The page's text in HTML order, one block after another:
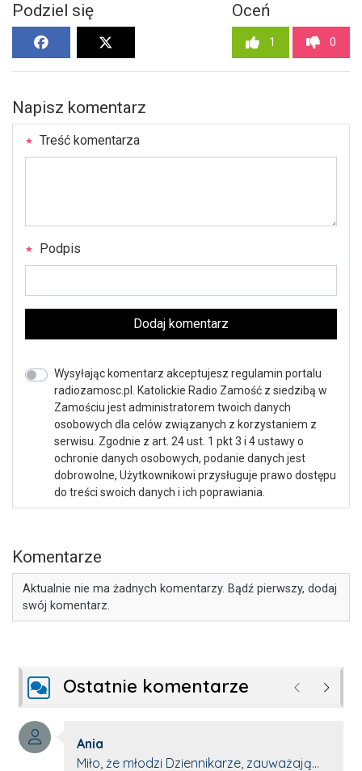
Podziel się Oceń
1 0
Napisz komentarz
Treść komentarza
Podpis
Dodaj komentarz
Wysyłając komentarz akceptujesz regulamin portalu
radiozamosc.pl. Katolickie Radio Zamość z siedzibą w
Zamościu jest administratorem twoich danych
osobowych dla celów związanych z korzystaniem z
serwisu. Zgodnie z art. 24 ust. 1 pkt 3 i 4 ustawy o
ochronie danych osobowych, podanie danych jest
dobrowolne, Użytkownikowi przysługuje prawo dostępu
do treści swoich danych i ich poprawiania.
Komentarze
Aktualnie nie ma żadnych komentarzy. Bądź pierwszy, dodaj
swój komentarz.
Ostatnie komentarze Poprzednie
Autor komentarza:
Ania
Treść komentarza:
Miło, że młodzi Dziennikarze, zauważają